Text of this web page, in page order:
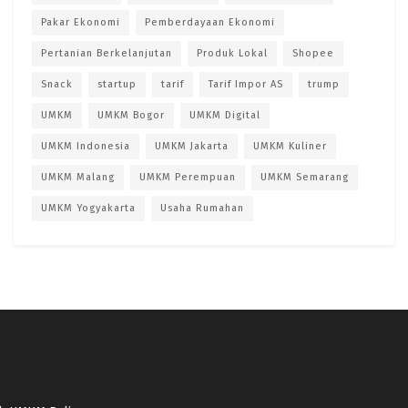
Pakar Ekonomi Pemberdayaan Ekonomi
Pertanian Berkelanjutan Produk Lokal Shopee
Snack startup tarif Tarif Impor AS trump
UMKM UMKM Bogor UMKM Digital
UMKM Indonesia UMKM Jakarta UMKM Kuliner
UMKM Malang UMKM Perempuan UMKM Semarang
UMKM Yogyakarta Usaha Rumahan